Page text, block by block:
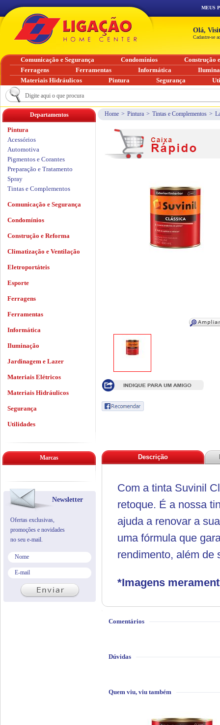
Home > Pintura > Tintas e Complementos >
Descrição
Com a tinta Suvinil
retoque. É a nossa
ajuda a renovar a
uma fórmula que
rendimento, além de
*Imagens
Comentários
Dúvidas
Quem viu, viu também
Departamentos
Pintura
Acessórios
Automotiva
Pigmentos e Corantes
Preparação e Tratamento
Spray
Tintas e Complementos
Comunicação e Segurança
Condomínios
Construção e Reforma
Climatização e Ventilação
Eletroportáteis
Esporte
Ferragens
Ferramentas
Informática
Iluminação
Jardinagem e Lazer
Materiais Elétricos
Materiais Hidráulicos
Segurança
Utilidades
Marcas
Newsletter
Ofertas exclusivas,
promoções e novidades
no seu e-mail.
MEUS
Olá,
Cadastre-se
Comunicação e Segurança Condomínios
Construção
Ferragens
Ferramentas Informática
Materiais Hidráulicos
Pintura Segurança